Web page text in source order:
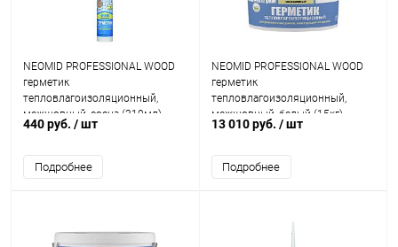
NEOMID PROFESSIONAL WOOD
герметик
тепловлагоизоляционный,
межшовный, сосна (310мл)
440 руб. / шт
Подробнее
NEOMID PROFESSIONAL WOOD
герметик
тепловлагоизоляционный,
межшовный, белый (15кг)
13 010 руб. / шт
Подробнее